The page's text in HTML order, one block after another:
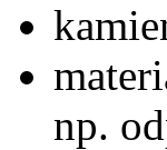
np.